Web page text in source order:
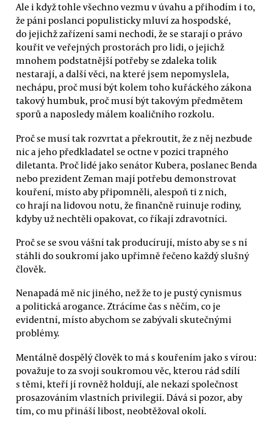
Ale i když tohle všechno vezmu v úvahu a přihodím i to,
že páni poslanci populisticky mluví za hospodské,
do jejichž zařízení sami nechodí, že se starají o právo
kouřit ve veřejných prostorách pro lidi, o jejichž
mnohem podstatnější potřeby se zdaleka tolik
nestarají, a další věci, na které jsem nepomyslela,
nechápu, proč musí být kolem toho kuřáckého zákona
takový humbuk, proč musí být takovým předmětem
sporů a naposledy málem koaličního rozkolu.
Proč se musí tak rozvrtat a překroutit, že z něj nezbude
nic a jeho předkladatel se octne v pozici trapného
diletanta. Proč lidé jako senátor Kubera, poslanec Benda
nebo prezident Zeman mají potřebu demonstrovat
kouření, místo aby připomněli, alespoň ti z nich,
co hrají na lidovou notu, že finančně ruinuje rodiny,
kdyby už nechtěli opakovat, co říkají zdravotníci.
Proč se se svou vášní tak producírují, místo aby se s ní
stáhli do soukromí jako upřímně řečeno každý slušný
člověk.
Nenapadá mě nic jiného, než že to je pustý cynismus
a politická arogance. Ztrácíme čas s něčím, co je
evidentní, místo abychom se zabývali skutečnými
problémy.
Mentálně dospělý člověk to má s kouřením jako s vírou:
považuje to za svoji soukromou věc, kterou rád sdílí
s těmi, kteří jí rovněž holdují, ale nekazí společnost
prosazováním vlastních privilegií. Dává si pozor, aby
tím, co mu přináší libost, neobtěžoval okolí.